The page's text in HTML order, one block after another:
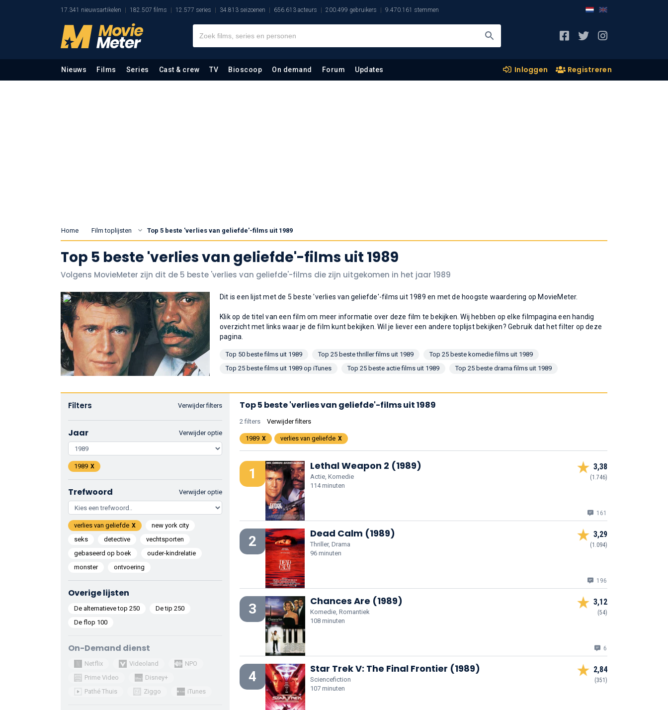
17.341 nieuwsartikelen 182.507 films 12.577 series 34.813 seizoenen 656.613 acteurs 200.499 gebruikers 9.470.161 stemmen
Nieuws Films Series Cast & crew TV Bioscoop On demand Forum Updates Inloggen Registreren
Home Film toplijsten Top 5 beste 'verlies van geliefde'-films uit 1989
Top 5 beste 'verlies van geliefde'-films uit 1989
Volgens MovieMeter zijn dit de 5 beste 'verlies van geliefde'-films die zijn uitgekomen in het jaar 1989
Dit is een lijst met de 5 beste 'verlies van geliefde'-films uit 1989 en met de hoogste waardering op MovieMeter.
Klik op de titel van een film om meer informatie over deze film te bekijken. Wij hebben op elke filmpagina een handig
overzicht met links waar je de film kunt bekijken. Wil je liever een andere toplijst bekijken? Gebruik dat het filter op deze
pagina.
Top 50 beste films uit 1989 Top 25 beste thriller films uit 1989
Top 25 beste komedie films uit 1989
Top 25 beste films uit 1989 op iTunes
Top 25 beste actie films uit 1989 Top 25 beste drama films uit 1989
Verwijder filters
Filters
On-Demand dienst
Netflix Videoland
NPO
Prime Video
Disney+
Pathé Thuis
Ziggo iTunes
Verwijder optie
Jaar
1989
Verwijder optie
Trefwoord
verlies van geliefde
new york city
seks
detective
vechtsporten
gebaseerd op boek
ouder-kindrelatie
monster
ontvoering
Overige lijsten
De alternatieve top 250
De tip 250
De flop 100
Top 5 beste 'verlies van geliefde'-films uit 1989
2 filters Verwijder filters
1989 verlies van geliefde
1 Lethal Weapon 2 (1989)
Actie, Komedie
114 minuten
3,38
(1.746)
161
2 Dead Calm (1989)
Thriller, Drama
96 minuten
3,29
(1.094)
196
3 Chances Are (1989)
Komedie, Romantiek
108 minuten
3,12
(54)
6
4 Star Trek V: The Final Frontier (1989)
Sciencefiction
107 minuten
2,84
(351)